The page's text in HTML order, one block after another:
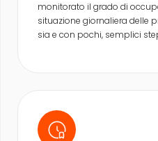
monitorato il grado di
situazione giornaliera delle
sia e con pochi, semplici